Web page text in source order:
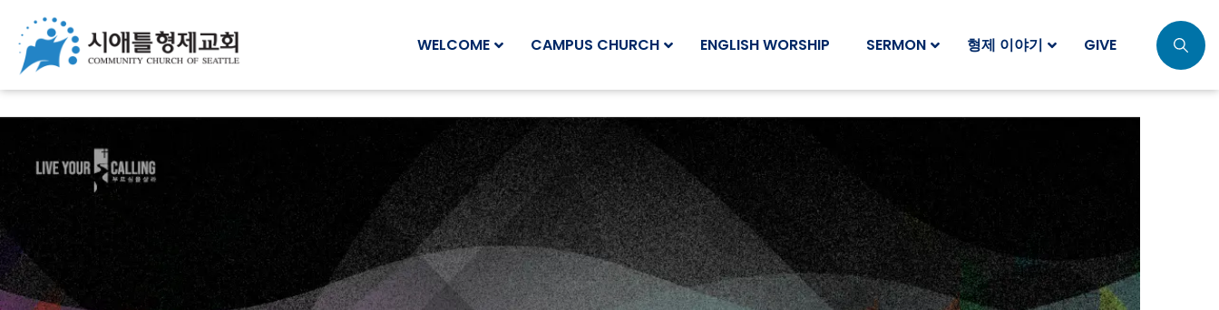
WELCOME CAMPUS CHURCH ENGLISH WORSHIP SERMON 형제 이야기 GIVE